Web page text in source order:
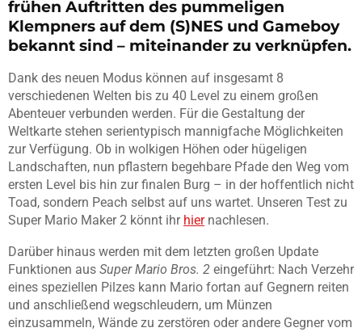
frühen Auftritten des pummeligen
Klempners auf dem (S)NES und Gameboy
bekannt sind – miteinander zu verknüpfen.
Dank des neuen Modus können auf insgesamt 8
verschiedenen Welten bis zu 40 Level zu einem großen
Abenteuer verbunden werden. Für die Gestaltung der
Weltkarte stehen serientypisch mannigfache Möglichkeiten
zur Verfügung. Ob in wolkigen Höhen oder hügeligen
Landschaften, nun pflastern begehbare Pfade den Weg vom
ersten Level bis hin zur finalen Burg – in der hoffentlich nicht
Toad, sondern Peach selbst auf uns wartet. Unseren Test zu
Super Mario Maker 2 könnt ihr hiernachlesen.
Darüber hinaus werden mit dem letzten großen Update
Funktionen aus Super Mario Bros. 2 eingeführt: Nach Verzehr
eines speziellen Pilzes kann Mario fortan auf Gegnern reiten
und anschließend wegschleudern, um Münzen
einzusammeln, Wände zu zerstören oder andere Gegner vom